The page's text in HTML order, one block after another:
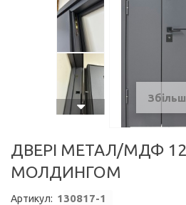
ДВЕРІ МЕТАЛ/МДФ
МОЛДИНГОМ
Артикул: 130817-1